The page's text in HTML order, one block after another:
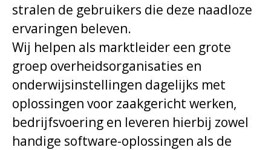
stralen de gebruikers die deze naadloze
ervaringen beleven.
Wij helpen als marktleider een grote
groep overheidsorganisaties en
onderwijsinstellingen dagelijks met
oplossingen voor zaakgericht werken,
bedrijfsvoering en leveren hierbij zowel
handige software-oplossingen als de